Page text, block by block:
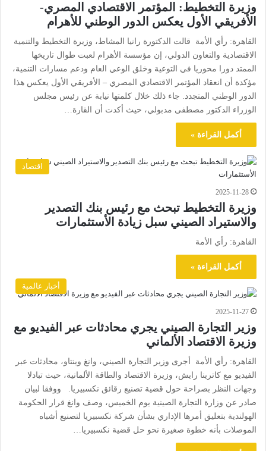
وزيرة التخطيط: المؤتمر الاقتصادي المصري-
الأفريقي الأول يعكس الدور الوطني للأهرام
القاهرة: رأي الأمة قالت الدكتورة رانيا المشاط، وزيرة التخطيط والتنمية
الاقتصادية والتعاون الدولي، إن مؤسسة الأهرام لعبت طوال تاريخها
الممتد دورا محوريا في التوعية وخلق الوعي العام ودعم مسارات التنمية،
مؤكدة أن انعقاد المؤتمر الاقتصادي المصري – الأفريقي الأول يعكس هذا
الدور الوطني المتجدد. جاء ذلك خلال كلمتها نيابة عن رئيس مجلس
الوزراء الدكتور مصطفى مدبولي، حيث أكدت أن القارة…
أكمل القراءة »
اقتصاد
2025-11-28
وزيرة التخطيط تبحث مع رئيس بنك التصدير
والاستيراد الصيني سبل زيادة الأستثمارات
القاهرة: رأي الأمة
أكمل القراءة »
أخبار عالمية
2025-11-27
وزير التجارة الصيني يجري محادثات عبر الفيديو مع
وزيرة الاقتصاد الألماني
القاهرة: رأي الأمة أجرى وزير التجارة الصيني، وانغ وينتاو، محادثات عبر
الفيديو مع كاترينا رايش، وزيرة الاقتصاد والطاقة الألمانية، حيث تبادلا
وجهات النظر بصراحة حول قضية تصنيع رقائق نكسبيريا. ووفقا لبيان
صادر عن وزارة التجارة الصينية يوم الخميس، وصف وانغ قرار الحكومة
الهولندية بتعليق أمرها الإداري بشأن شركة نكسبيريا لتصنيع أشباه
الموصلات بأنه خطوة صغيرة نحو حل قضية نكسبيريا…